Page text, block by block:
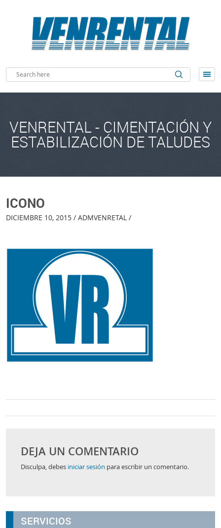
VENRENTAL - CIMENTACIÓN Y
ESTABILIZACIÓN DE TALUDES
ICONO
DICIEMBRE 10, 2015 / ADMVENRETAL /
DEJA UN COMENTARIO
Disculpa, debes iniciar sesión para escribir un comentario.
SERVICIOS